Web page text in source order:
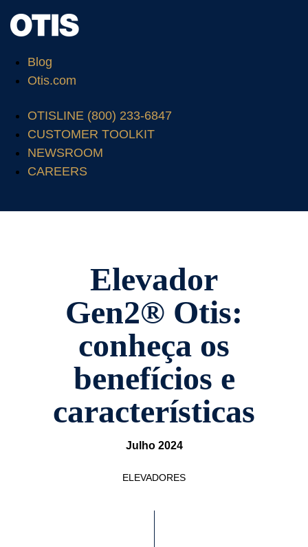
Blog
Otis.com
OTISLINE (800) 233-6847
CUSTOMER TOOLKIT
NEWSROOM
CAREERS
Elevador
Gen2® Otis:
conheça os
benefícios e
características
Julho 2024
ELEVADORES